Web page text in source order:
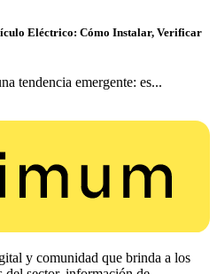
Eléctrico: Cómo Instalar, Verificar
tendencia emergente: es...
y comunidad que brinda a los